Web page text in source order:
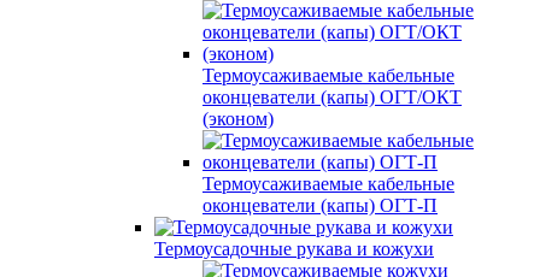
Термоусаживаемые кабельные
оконцеватели (капы) ОГТ/ОКТ
(эконом)
Термоусаживаемые кабельные
оконцеватели (капы) ОГТ-П
Термоусадочные рукава и кожухи